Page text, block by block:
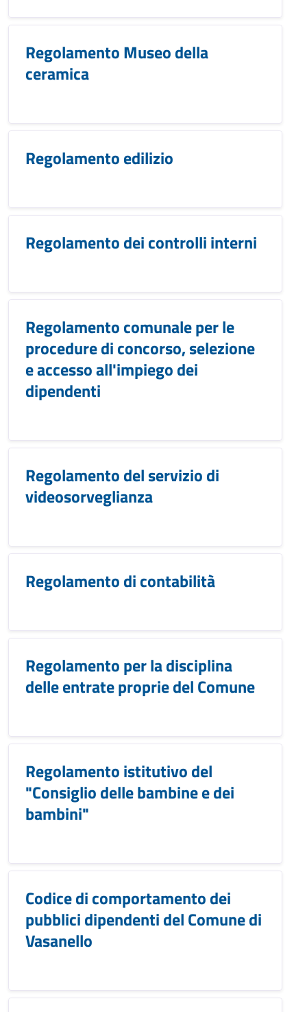
Regolamento Museo della
ceramica
Regolamento edilizio
Regolamento dei controlli interni
Regolamento comunale per le
procedure di concorso, selezione
e accesso all'impiego dei
dipendenti
Regolamento del servizio di
videosorveglianza
Regolamento di contabilità
Regolamento per la disciplina
delle entrate proprie del Comune
Regolamento istitutivo del
"Consiglio delle bambine e dei
bambini"
Codice di comportamento dei
pubblici dipendenti del Comune di
Vasanello